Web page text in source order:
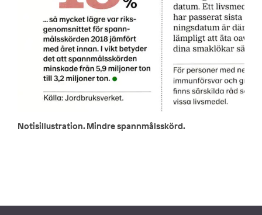
Notisillustration. Mindre spannmålsskörd.